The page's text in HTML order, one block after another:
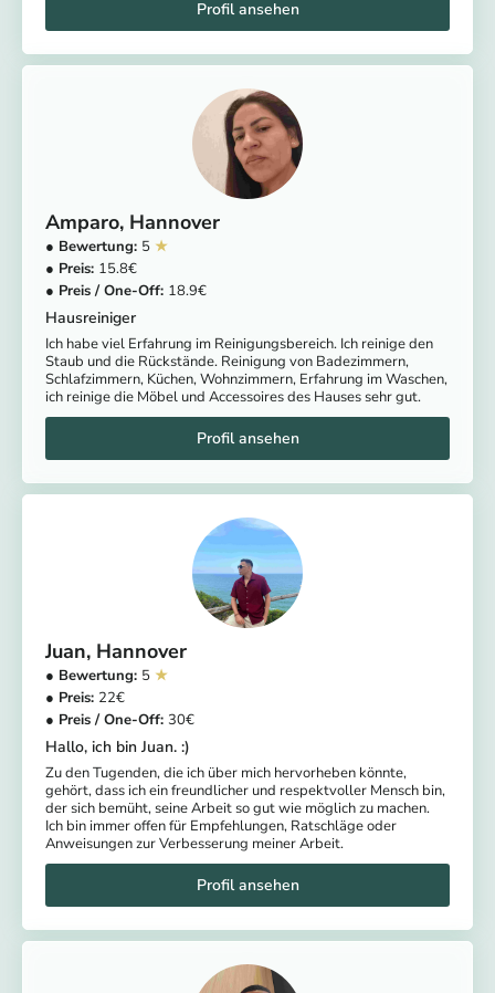
Amparo Hannover
5
15.8
18.9
Hausreiniger
Ich habe viel Erfahrung im Reinigungsbereich. Ich reinige den
Staub und die Rückstände. Reinigung von Badezimmern,
Schlafzimmern, Küchen, Wohnzimmern, Erfahrung im Waschen,
ich reinige die Möbel und Accessoires des Hauses sehr gut.
Juan Hannover
5
22
30
Hallo, ich bin Juan. :)
Zu den Tugenden, die ich über mich hervorheben könnte,
gehört, dass ich ein freundlicher und respektvoller Mensch bin,
der sich bemüht, seine Arbeit so gut wie möglich zu machen.
Ich bin immer offen für Empfehlungen, Ratschläge oder
Anweisungen zur Verbesserung meiner Arbeit.